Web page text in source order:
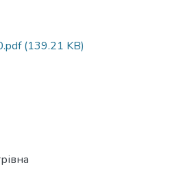
(139.21 KB)